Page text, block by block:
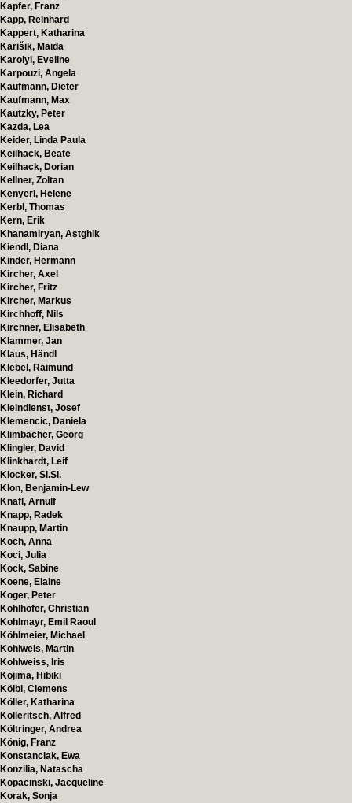
Kapfer, Franz
Kapp, Reinhard
Kappert, Katharina
Karišik, Maida
Karolyi, Eveline
Karpouzi, Angela
Kaufmann, Dieter
Kaufmann, Max
Kautzky, Peter
Kazda, Lea
Keider, Linda Paula
Keilhack, Beate
Keilhack, Dorian
Kellner, Zoltan
Kenyeri, Helene
Kerbl, Thomas
Kern, Erik
Khanamiryan, Astghik
Kiendl, Diana
Kinder, Hermann
Kircher, Axel
Kircher, Fritz
Kircher, Markus
Kirchhoff, Nils
Kirchner, Elisabeth
Klammer, Jan
Klaus, Händl
Klebel, Raimund
Kleedorfer, Jutta
Klein, Richard
Kleindienst, Josef
Klemencic, Daniela
Klimbacher, Georg
Klingler, David
Klinkhardt, Leif
Klocker, Si.Si.
Klon, Benjamin-Lew
Knafl, Arnulf
Knapp, Radek
Knaupp, Martin
Koch, Anna
Koci, Julia
Kock, Sabine
Koene, Elaine
Koger, Peter
Kohlhofer, Christian
Kohlmayr, Emil Raoul
Köhlmeier, Michael
Kohlweis, Martin
Kohlweiss, Iris
Kojima, Hibiki
Kölbl, Clemens
Köller, Katharina
Kolleritsch, Alfred
Költringer, Andrea
König, Franz
Konstanciak, Ewa
Konzilia, Natascha
Kopacinski, Jacqueline
Korak, Sonja